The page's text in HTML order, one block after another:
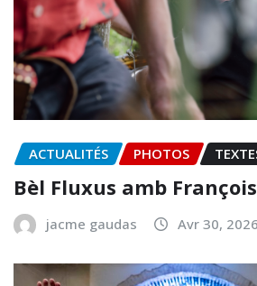
ACTUALITÉS PHOTOS
Bèl Fluxus amb
jacme gaudas Avr 30, 2026